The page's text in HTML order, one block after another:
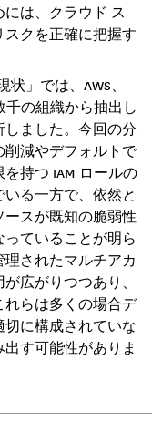
は、クラウド ス
クを正確に把握す
」では、AWS、
千の組織から抽出し
ました。今回の分
減やデフォルトで
持つ IAM ロールの
る一方で、依然と
スが既知の脆弱性
ていることが明ら
されたマルチアカ
広がりつつあり、
らは多くの場合デ
に構成されていな
す可能性がありま